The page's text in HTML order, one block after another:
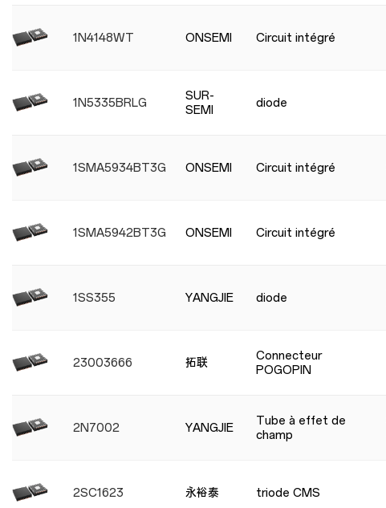
1N4148WT ONSEMI Circuit intégré
1N5335BRLG
SUR-
SEMI
diode
1SMA5934BT3G ONSEMI Circuit intégré
1SMA5942BT3G ONSEMI Circuit intégré
1SS355 YANGJIE diode
23003666 拓联
Connecteur
POGOPIN
2N7002 YANGJIE
Tube à effet de
champ
2SC1623 永裕泰 triode CMS